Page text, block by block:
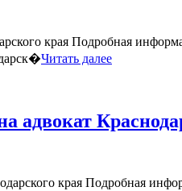
края Подробная
Читать далее
адвокат
края Подробная